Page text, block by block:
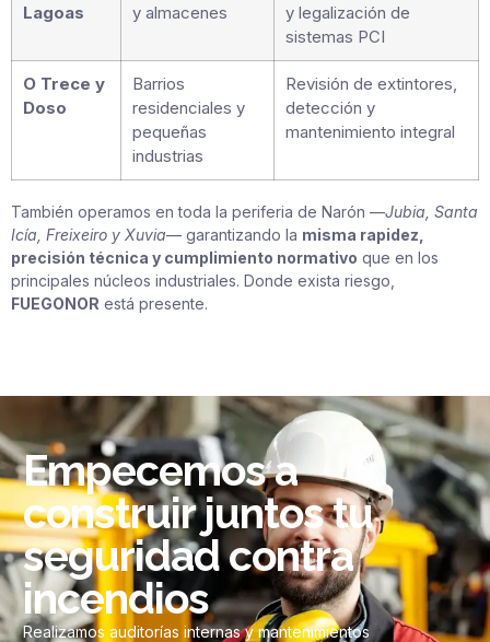
Lagoas
y almacenes
y legalización de
sistemas PCI
O Trece y
Doso
Barrios
residenciales y
pequeñas
industrias
Revisión de extintores,
detección y
mantenimiento integral
También operamos en toda la periferia de Narón —Jubia, Santa
Icía, Freixeiro y Xuvia— garantizando la misma rapidez,
precisión técnica y cumplimiento normativo que en los
principales núcleos industriales. Donde exista riesgo,
FUEGONOR está presente.
Empecemos a
construir juntos tu
seguridad contra
incendios
Realizamos auditorías internas y mantenimientos